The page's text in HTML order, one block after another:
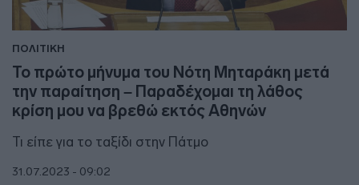
ΠΟΛΙΤΙΚΗ
Το πρώτο μήνυμα του Νότη Μηταράκη μετά
την παραίτηση – Παραδέχομαι τη λάθος
κρίση μου να βρεθώ εκτός Αθηνών
Τι είπε για το ταξίδι στην Πάτμο
31.07.2023 - 09:02